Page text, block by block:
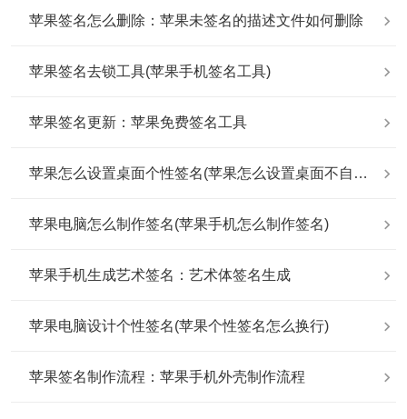
苹果签名怎么删除：苹果未签名的描述文件如何删除
苹果签名去锁工具(苹果手机签名工具)
苹果签名更新：苹果免费签名工具
苹果怎么设置桌面个性签名(苹果怎么设置桌面不自动排列)
苹果电脑怎么制作签名(苹果手机怎么制作签名)
苹果手机生成艺术签名：艺术体签名生成
苹果电脑设计个性签名(苹果个性签名怎么换行)
苹果签名制作流程：苹果手机外壳制作流程